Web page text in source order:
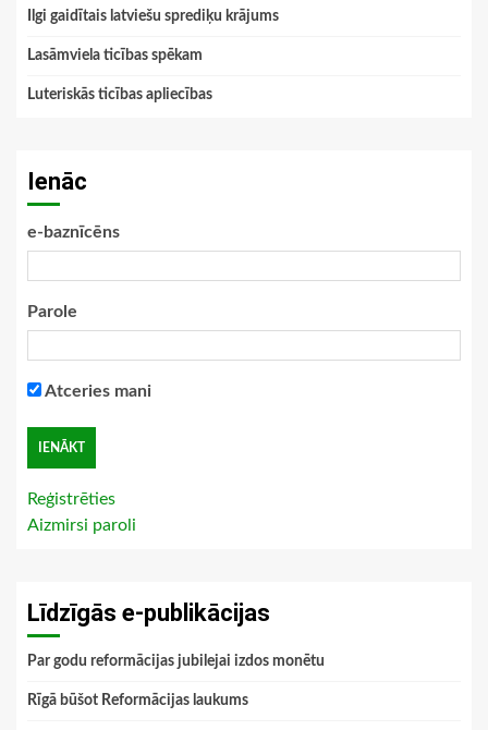
Ilgi gaidītais latviešu sprediķu krājums
Lasāmviela ticības spēkam
Luteriskās ticības apliecības
Ienāc
e-baznīcēns
Parole
Atceries mani
Reģistrēties
Aizmirsi paroli
Līdzīgās e-publikācijas
Par godu reformācijas jubilejai izdos monētu
Rīgā būšot Reformācijas laukums